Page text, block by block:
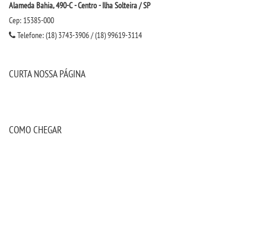
Alameda Bahia, 490-C - Centro - Ilha Solteira / SP
Cep: 15385-000
Telefone: (18) 3743-3906 / (18) 99619-3114
CURTA NOSSA PÁGINA
COMO CHEGAR